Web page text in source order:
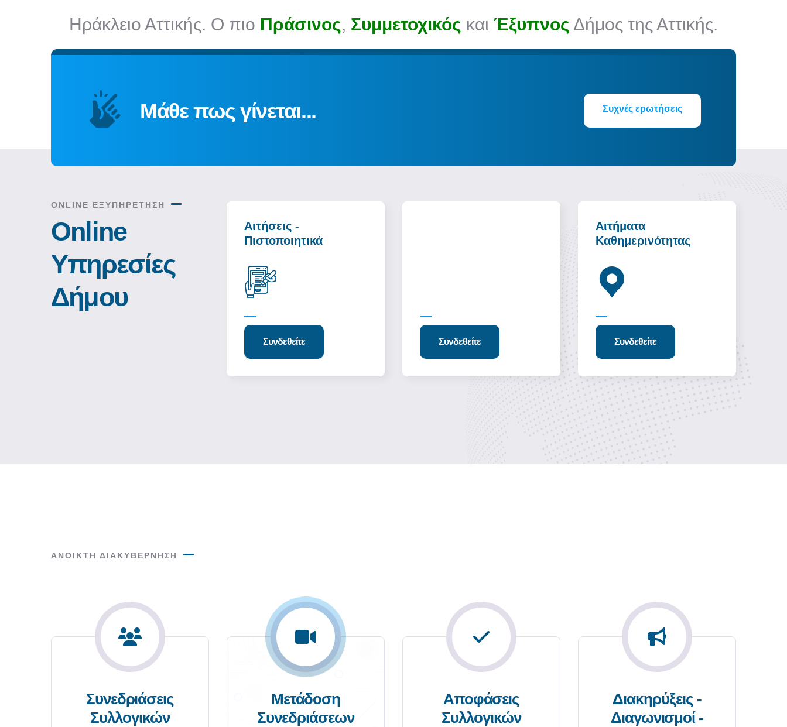
Ηράκλειο Αττικής. Ο πιο Πράσινος, Συμμετοχικός και Έξυπνος Δήμος της Αττικής.
Μάθε πως γίνεται... Συχνές ερωτήσεις
ONLINE ΕΞΥΠΗΡΕΤΗΣΗ
Online
Υπηρεσίες
Δήμου
ΚΕΠ Υγείας
Αιτήσεις -
Πιστοποιητικά
Συνδεθείτε Συνδεθείτε
Αιτήματα
Καθημερινότητας
Συνδεθείτε
ΑΝΟΙΚΤΗ ΔΙΑΚΥΒΕΡΝΗΣΗ
Συνεδριάσεις
Συλλογικών
Μετάδοση
Συνεδριάσεων
Αποφάσεις
Συλλογικών
Διακηρύξεις -
Διαγωνισμοί -